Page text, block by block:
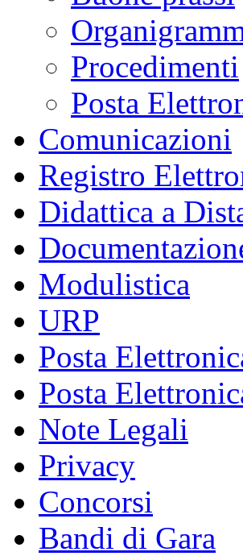
Procedimenti
Posta
Comunicazioni
Registro
Didattica a
Modulistica
URP
Posta
Posta
Note Legali
Privacy
Concorsi
Bandi di Gara